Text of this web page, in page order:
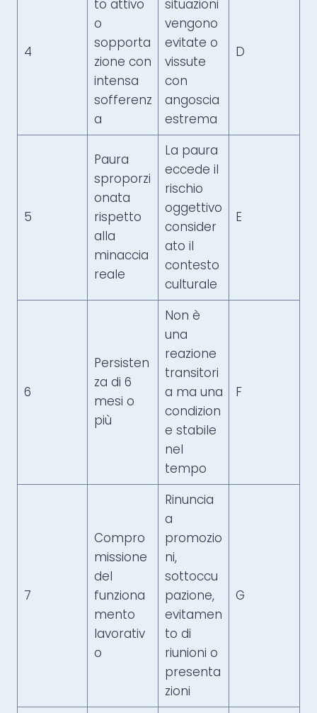
4
to attivo
o
sopporta
zione con
intensa
sofferenz
a
situazioni
vengono
evitate o
vissute
con
angoscia
estrema
D
5
Paura
sproporzi
onata
rispetto
alla
minaccia
reale
La paura
eccede il
rischio
oggettivo
consider
ato il
contesto
culturale
E
6
Persisten
za di 6
mesi o
più
Non è
una
reazione
transitori
a ma una
condizion
e stabile
nel
tempo
F
7
Compro
missione
del
funziona
mento
lavorativ
o
Rinuncia
a
promozio
ni,
sottoccu
pazione,
evitamen
to di
riunioni o
presenta
zioni
G